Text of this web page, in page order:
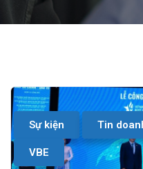
Sự kiện Tin
VBE